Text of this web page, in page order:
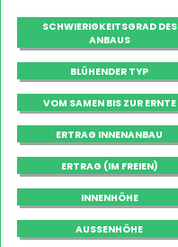
SCHWIERIGKEITSGRAD DES
ANBAUS
BLÜHENDER TYP
VOM SAMEN BIS ZUR ERNTE
ERTRAG INNENANBAU
ERTRAG (IM FREIEN)
INNENHÖHE
AUSSENHÖHE